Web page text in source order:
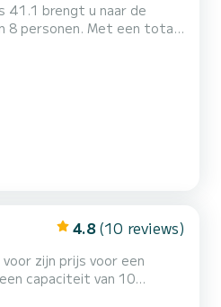
41.1 brengt u naar de
in de omgeving van
4.8 (10 reviews)
zijn prijs voor een
op het water door te